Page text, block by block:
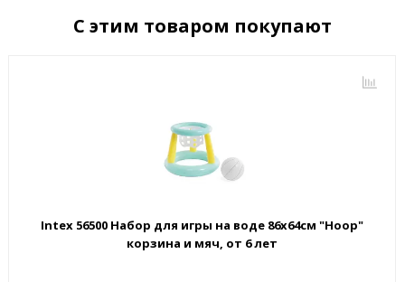
С этим товаром покупают
Intex 56500 Набор для игры на воде 86х64см "Hoop"
корзина и мяч, от 6 лет